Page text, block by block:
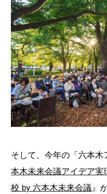
そして、今年の「六本
本木未来会議アイデア
校 by 六本木未来会議』